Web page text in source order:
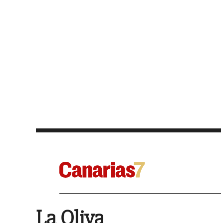
La Oliva